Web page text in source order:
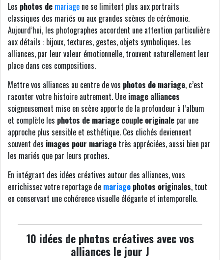
Les photos de mariage ne se limitent plus aux portraits
classiques des mariés ou aux grandes scènes de cérémonie.
Aujourd’hui, les photographes accordent une attention particulière
aux détails : bijoux, textures, gestes, objets symboliques. Les
alliances, par leur valeur émotionnelle, trouvent naturellement leur
place dans ces compositions.
Mettre vos alliances au centre de vos photos de mariage, c’est
raconter votre histoire autrement. Une image alliances
soigneusement mise en scène apporte de la profondeur à l’album
et complète les photos de mariage couple originale par une
approche plus sensible et esthétique. Ces clichés deviennent
souvent des images pour mariage très appréciées, aussi bien par
les mariés que par leurs proches.
En intégrant des idées créatives autour des alliances, vous
enrichissez votre reportage de mariage photos originales, tout
en conservant une cohérence visuelle élégante et intemporelle.
10 idées de photos créatives avec vos
alliances le jour J